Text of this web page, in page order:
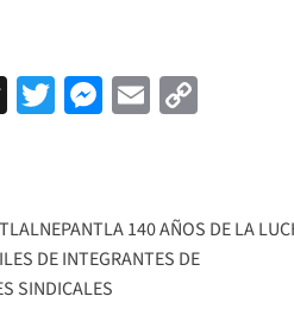
Threads
Twitter
Messenger
Email
140 AÑOS DE LA
DE INTEGRANTES DE
SINDICALES